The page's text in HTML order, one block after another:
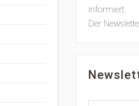
informiert.
Der